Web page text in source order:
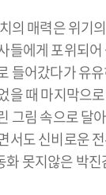
의 매력은 위기의
들에게 포위되어
들어갔다가 유
을 때 마지막으로
그림 속으로 달
서도 신비로운
화 못지않은 박진